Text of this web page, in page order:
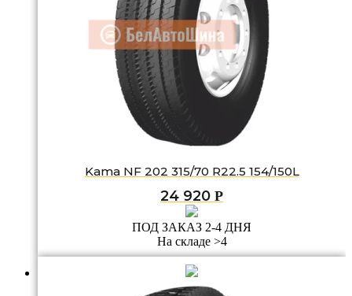
Kama NF 202 315/70 R22.5 154/150L
24 920 Р
ПОД ЗАКАЗ 2-4 ДНЯ
На складе >4